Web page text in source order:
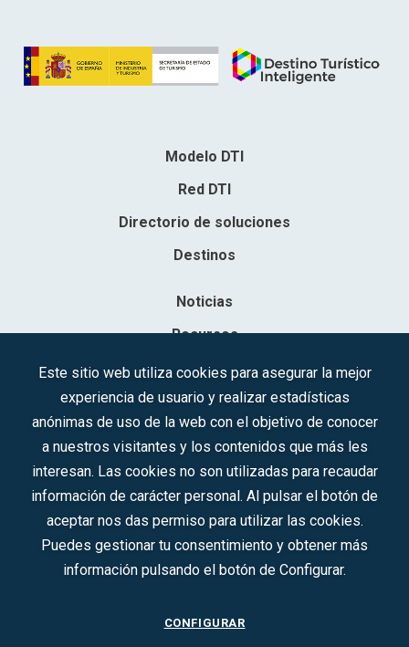
Modelo DTI
Red DTI
Directorio de soluciones
Destinos
Noticias
Recursos
Contacto
Sociedad Mercantil Estatal para la Gestión de la Innovación y las
Síguenos en redes sociales:
CONTACTO
Este sitio web utiliza cookies para asegurar la mejor
experiencia de usuario y realizar estadísticas
anónimas de uso de la web con el objetivo de conocer
a nuestros visitantes y los contenidos que más les
interesan. Las cookies no son utilizadas para recaudar
información de carácter personal. Al pulsar el botón de
aceptar nos das permiso para utilizar las cookies.
Puedes gestionar tu consentimiento y obtener más
información pulsando el botón de Configurar.
CONFIGURAR